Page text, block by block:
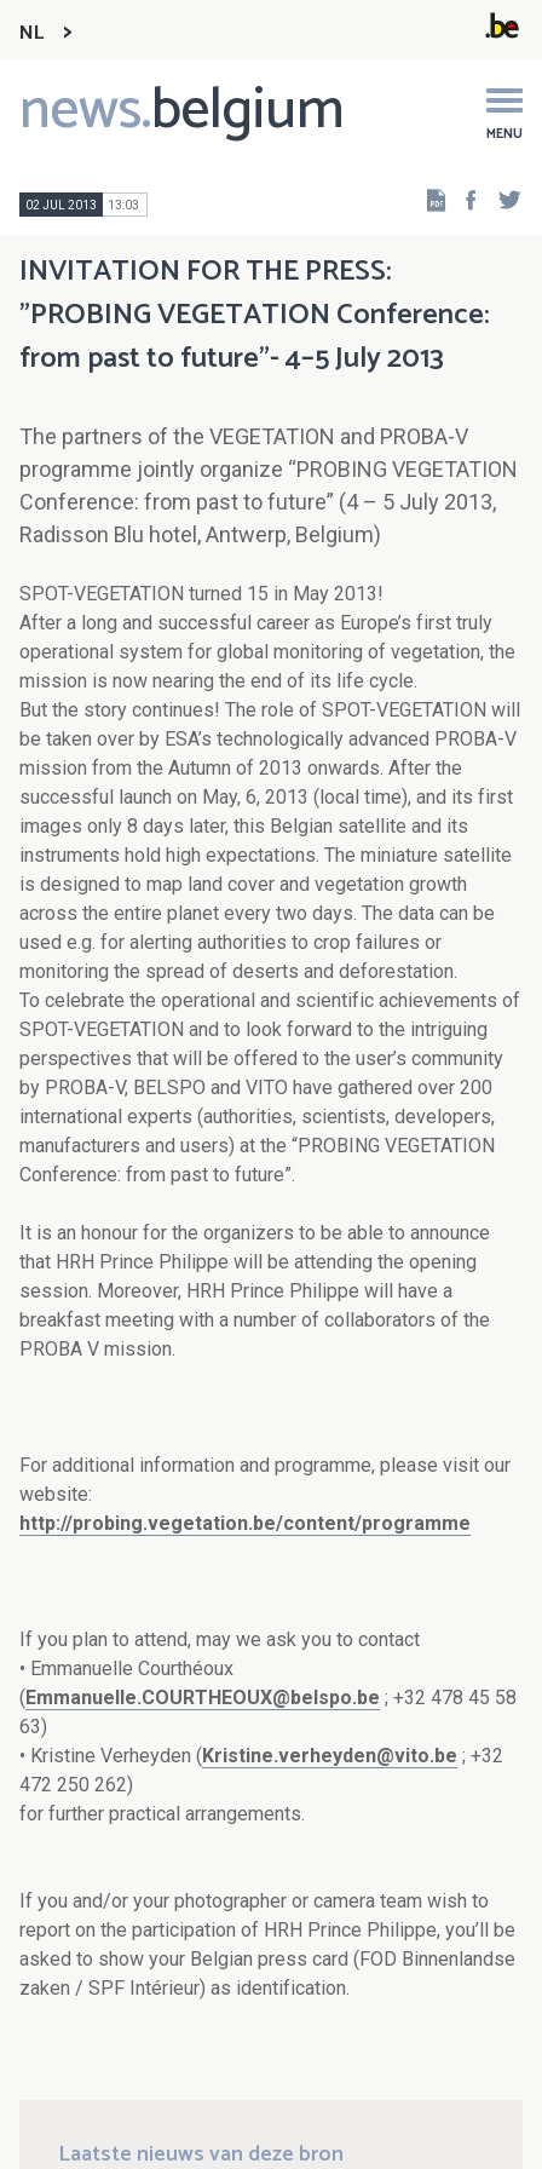
NL
news.belgium MENU
Main
navigation
02 JUL 2013 13:03
INVITATION FOR THE PRESS:
"PROBING VEGETATION Conference:
from past to future"- 4–5 July 2013
The partners of the VEGETATION and PROBA-V
programme jointly organize “PROBING VEGETATION
Conference: from past to future” (4 – 5 July 2013,
Radisson Blu hotel, Antwerp, Belgium)
SPOT-VEGETATION turned 15 in May 2013!
After a long and successful career as Europe’s first truly
operational system for global monitoring of vegetation, the
mission is now nearing the end of its life cycle.
But the story continues! The role of SPOT-VEGETATION will
be taken over by ESA’s technologically advanced PROBA-V
mission from the Autumn of 2013 onwards. After the
successful launch on May, 6, 2013 (local time), and its first
images only 8 days later, this Belgian satellite and its
instruments hold high expectations. The miniature satellite
is designed to map land cover and vegetation growth
across the entire planet every two days. The data can be
used e.g. for alerting authorities to crop failures or
monitoring the spread of deserts and deforestation.
To celebrate the operational and scientific achievements of
SPOT-VEGETATION and to look forward to the intriguing
perspectives that will be offered to the user’s community
by PROBA-V, BELSPO and VITO have gathered over 200
international experts (authorities, scientists, developers,
manufacturers and users) at the “PROBING VEGETATION
Conference: from past to future”.
It is an honour for the organizers to be able to announce
that HRH Prince Philippe will be attending the opening
session. Moreover, HRH Prince Philippe will have a
breakfast meeting with a number of collaborators of the
PROBA V mission.
For additional information and programme, please visit our
website:
http://probing.vegetation.be/content/programme
If you plan to attend, may we ask you to contact
• Emmanuelle Courthéoux
( Emmanuelle.COURTHEOUX@belspo.be ; +32 478 45 58
63)
• Kristine Verheyden ( Kristine.verheyden@vito.be ; +32
472 250 262)
for further practical arrangements.
If you and/or your photographer or camera team wish to
report on the participation of HRH Prince Philippe, you’ll be
asked to show your Belgian press card (FOD Binnenlandse
zaken / SPF Intérieur) as identification.
Laatste nieuws van deze bron